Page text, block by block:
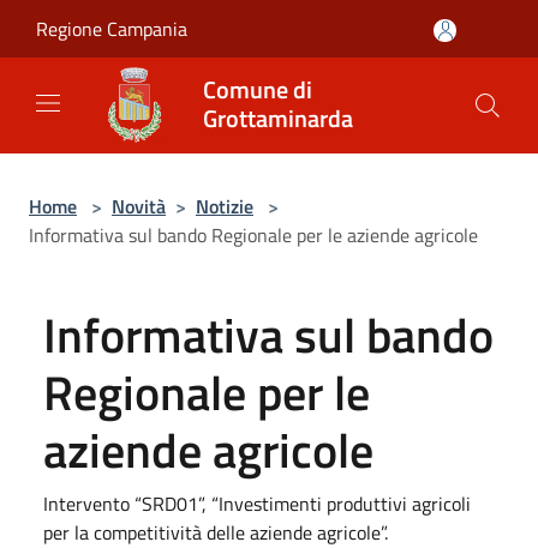
Regione Campania
Comune di
Grottaminarda
Home > Novità > Notizie >
Informativa sul bando Regionale per le aziende agricole
Informativa sul bando
Regionale per le
aziende agricole
Intervento “SRD01”, “Investimenti produttivi agricoli
per la competitività delle aziende agricole”.